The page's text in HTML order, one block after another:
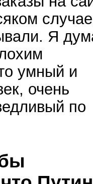
Я
умный и
очень
по